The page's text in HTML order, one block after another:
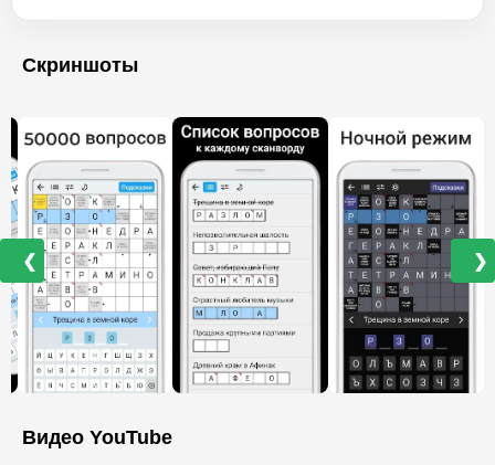
Скриншоты
❮ ❯
Видео YouTube